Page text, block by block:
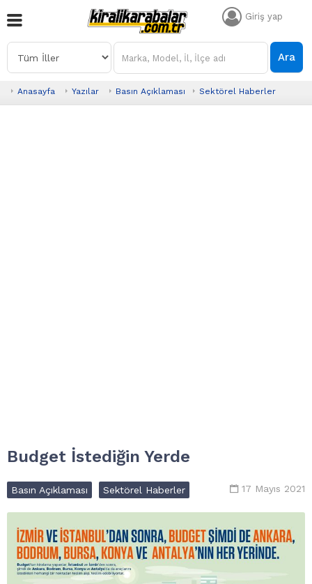
Giriş yap
Ara
Anasayfa Yazılar Basın Açıklaması Sektörel Haberler
Budget İstediğin Yerde
17 Mayıs 2021
Basın Açıklaması Sektörel Haberler